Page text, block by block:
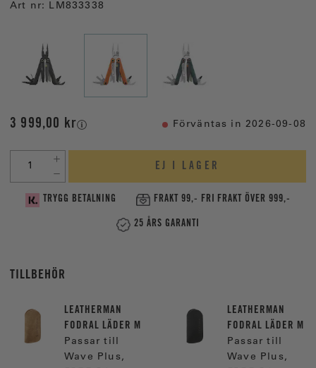
Art nr: LM833338
3 999,00 kr Förväntas in 2026-09-08
EJ I LAGER
TRYGG BETALNING FRAKT 99,- FRI FRAKT ÖVER 999,-
25 ÅRS GARANTI
TILLBEHÖR
LEATHERMAN
FODRAL LÄDER M
Passar till
Wave Plus,
LEATHERMAN
FODRAL LÄDER M
Passar till
Wave Plus,